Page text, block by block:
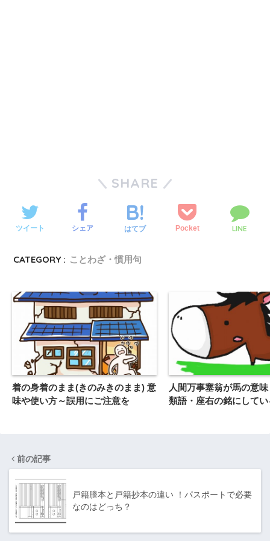
SHARE
ツイート シェア はてブ Pocket LINE
CATEGORY : ことわざ・慣用句
着の身着のまま(きのみきのまま) 意
味や使い方～誤用にご注意を
人間万事塞翁が馬の意
類語・座右の銘にして
前の記事
戸籍謄本と戸籍抄本の違い ！パスポートで必要
なのはどっち？